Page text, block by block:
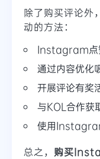
除了购买评论外
动的方法：
Instagram点
通过内容优化
开展评论有奖
与KOL合作获
使用
总之， 购买